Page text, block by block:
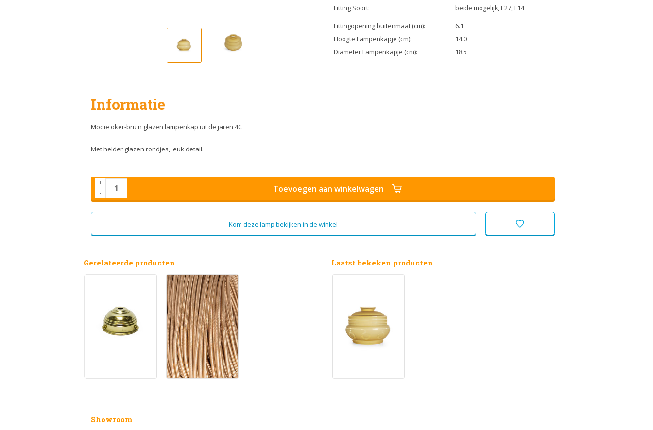
Fitting Soort:
beide mogelijk, E27, E14
Fittingopening buitenmaat (cm):
6.1
Hoogte Lampenkapje (cm):
14.0
Diameter Lampenkapje (cm):
18.5
Informatie
Mooie oker-bruin glazen lampenkap uit de jaren 40.
Met helder glazen rondjes, leuk detail.
+
-
Toevoegen aan winkelwagen
Kom deze lamp bekijken in de winkel
Gerelateerde producten Laatst bekeken producten
Showroom